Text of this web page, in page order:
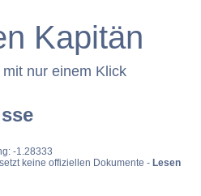
Kapitän
nur einem Klick
-1.28333
keine offiziellen Dokumente - Lesen